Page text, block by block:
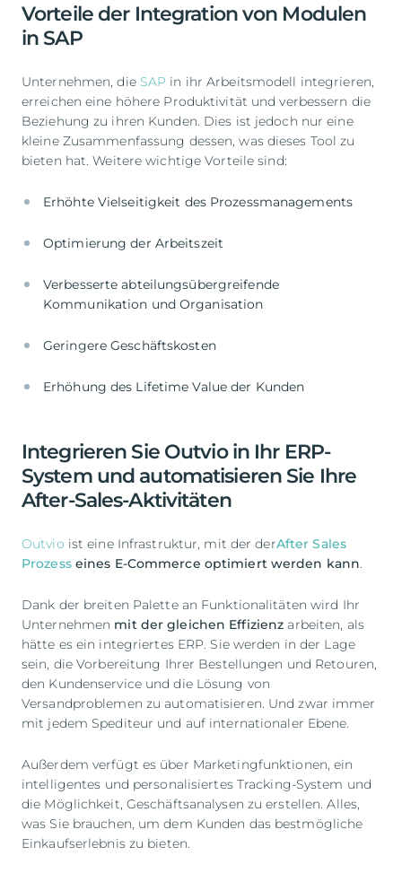
Vorteile der Integration von Modulen
in SAP
Unternehmen, die SAP in ihr Arbeitsmodell integrieren,
erreichen eine höhere Produktivität und verbessern die
Beziehung zu ihren Kunden. Dies ist jedoch nur eine
kleine Zusammenfassung dessen, was dieses Tool zu
bieten hat. Weitere wichtige Vorteile sind:
Erhöhte Vielseitigkeit des Prozessmanagements
Optimierung der Arbeitszeit
Verbesserte abteilungsübergreifende
Kommunikation und Organisation
Geringere Geschäftskosten
Erhöhung des Lifetime Value der Kunden
Integrieren Sie Outvio in Ihr ERP-
System und automatisieren Sie Ihre
After-Sales-Aktivitäten
Outvio ist eine Infrastruktur, mit der derAfter Sales
Prozesseines E-Commerce optimiert werden kann
Dank der breiten Palette an Funktionalitäten wird Ihr
Unternehmen mit der gleichen Effizienz arbeiten, als
hätte es ein integriertes ERP. Sie werden in der Lage
sein, die Vorbereitung Ihrer Bestellungen und Retouren,
den Kundenservice und die Lösung von
Versandproblemen zu automatisieren. Und zwar immer
mit jedem Spediteur und auf internationaler Ebene.
Außerdem verfügt es über Marketingfunktionen, ein
intelligentes und personalisiertes Tracking-System und
die Möglichkeit, Geschäftsanalysen zu erstellen. Alles,
was Sie brauchen, um dem Kunden das bestmögliche
Einkaufserlebnis zu bieten.